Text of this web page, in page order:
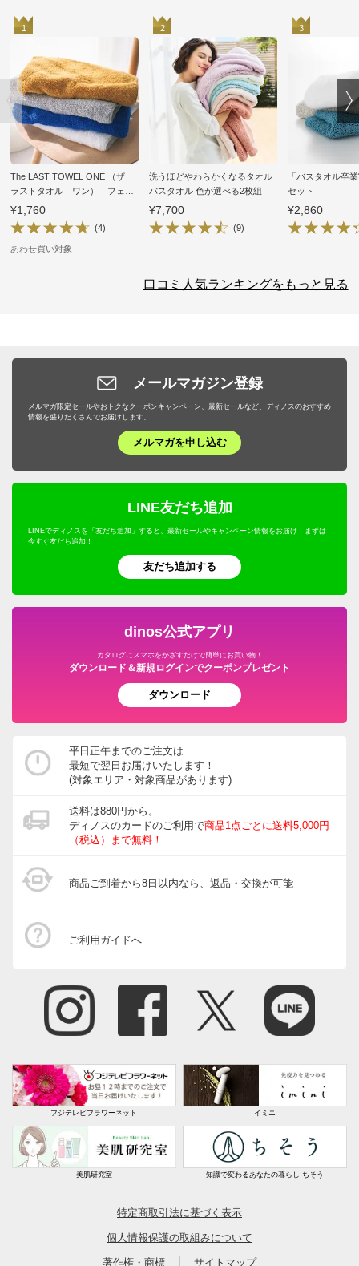
1
The LAST TOWEL ONE （ザ
ラストタオル ワン） フェイ
スタオル 1枚
¥1,760
(4)
あわせ買い対象
2
洗うほどやわらかくなるタオル
バスタオル 色が選べる2枚組
¥7,700
(9)
3
「バスタオル卒
セット
¥2,860
口コミ人気ランキングをもっと見る
メールマガジン登録
メルマガ限定セールやおトクなクーポンキャンペーン、最新セールなど、ディノスのおすすめ
情報を盛りだくさんでお届けします。
メルマガを申し込む
LINE友だち追加
LINEでディノスを「友だち追加」すると、最新セールやキャンペーン情報をお届け！まずは
今すぐ友だち追加！
友だち追加する
dinos公式アプリ
カタログにスマホをかざすだけで簡単にお買い物！
ダウンロード＆新規ログインでクーポンプレゼント
ダウンロード
平日正午までのご注文は
最短で翌日お届けいたします！
(対象エリア・対象商品があります)
送料は880円から。
ディノスのカードのご利用で商品1点ごとに送料5,000円
（税込）まで無料！
商品ご到着から8日以内なら、返品・交換が可能
ご利用ガイドへ
フジテレビフラワーネット イミニ
美肌研究室 知識で変わるあなたの暮らし ちそう
特定商取引法に基づく表示
個人情報保護の取組みについて
著作権・商標 サイトマップ